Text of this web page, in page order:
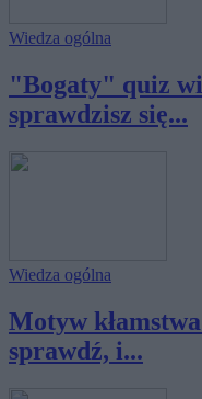
Wiedza ogólna
"Bogaty" quiz
sprawdzisz się...
Wiedza ogólna
Motyw
sprawdź, i...